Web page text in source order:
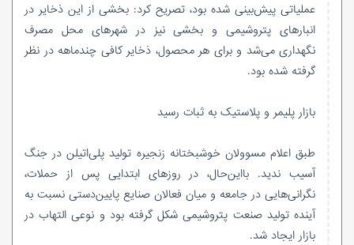
عملیاتی پیش‌بینی شده بود، تصریح کرد: بخشی از این ذخایر در
انبارهای پتروشیمی و بخشی نیز در شهرهای محل مصرف
نگهداری می‌شد و برای هر محصول، ذخایر کافی چندماهه در نظر
گرفته شده بود.
بازار پلیمر و پلاستیک به ثبات رسید
طبق اعلام مسوولان خوشبختانه زنجیره تولید پلی‌اتیلن در جنگ
آسیب ندید. بااین‌حال، در روزهای ابتدایی پس از حملات،
نگرانی‌هایی در جامعه و میان فعالان صنایع پایین‌دستی نسبت به
آینده تولید صنعت پتروشیمی شکل گرفته بود و نوعی التهاب در
بازار ایجاد شد.